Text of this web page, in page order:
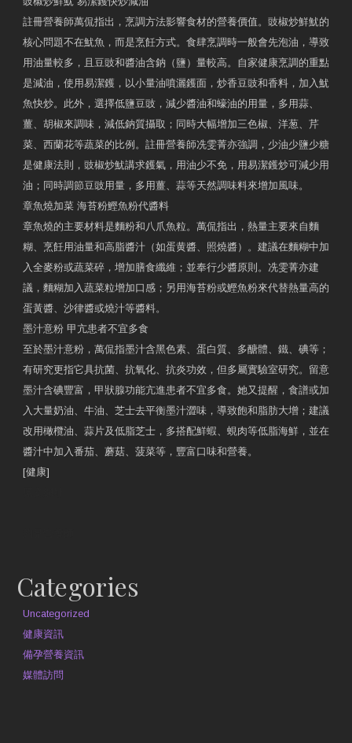
註冊營養師萬侃指出，烹調方法影響食材的營養價值。豉椒炒鮮魷的
核心問題不在魷魚，而是烹飪方式。食肆烹調時一般會先泡油，導致
用油量較多，且豆豉和醬油含鈉（鹽）量較高。自家健康烹調的重點
是減油，使用易潔鑊，以小量油噴灑鑊面，炒香豆豉和香料，加入魷
魚快炒。此外，選擇低鹽豆豉，減少醬油和蠔油的用量，多用蒜、
薑、胡椒來調味，減低鈉質攝取；同時大幅增加三色椒、洋葱、芹
菜、西蘭花等蔬菜的比例。註冊營養師冼雯菁亦強調，少油少鹽少糖
是健康法則，豉椒炒魷講求鑊氣，用油少不免，用易潔鑊炒可減少用
油；同時調節豆豉用量，多用薑、蒜等天然調味料來增加風味。
章魚燒加菜 海苔粉鰹魚粉代醬料
章魚燒的主要材料是麵粉和八爪魚粒。萬侃指出，熱量主要來自麵
糊、烹飪用油量和高脂醬汁（如蛋黄醬、照燒醬）。建議在麵糊中加
入全麥粉或蔬菜碎，增加膳食纖維；並奉行少醬原則。冼雯菁亦建
議，麵糊加入蔬菜粒增加口感；另用海苔粉或鰹魚粉來代替熱量高的
蛋黃醬、沙律醬或燒汁等醬料。
墨汁意粉 甲亢患者不宜多食
至於墨汁意粉，萬侃指墨汁含黑色素、蛋白質、多醣體、鐵、碘等；
有研究更指它具抗菌、抗氧化、抗炎功效，但多屬實驗室研究。留意
墨汁含碘豐富，甲狀腺功能亢進患者不宜多食。她又提醒，食譜或加
入大量奶油、牛油、芝士去平衡墨汁澀味，導致飽和脂肪大增；建議
改用橄欖油、蒜片及低脂芝士，多搭配鮮蝦、蜆肉等低脂海鮮，並在
醬汁中加入番茄、蘑菇、菠菜等，豐富口味和營養。
[健康]
Categories
Uncategorized
健康資訊
備孕營養資訊
媒體訪問